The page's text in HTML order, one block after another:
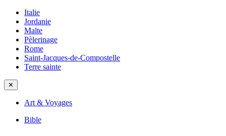
Italie
Jordanie
Malte
Pèlerinage
Rome
Saint-Jacques-de-Compostelle
Terre sainte
✕
Art & Voyages
Bible